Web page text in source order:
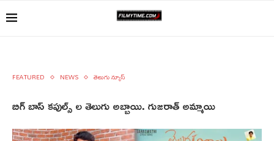
FEATURED NEWS తెలుగు న్యూస్
బిగ్ బాస్ కపుల్స్ ల తెలుగు అబ్బాయి. గుజరాత్ అమ్మాయి